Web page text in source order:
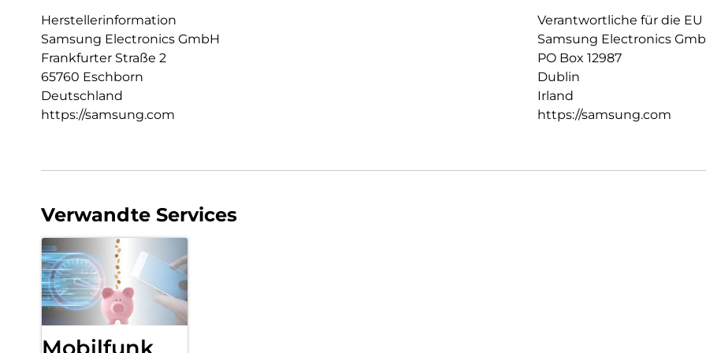
Herstellerinformation
Samsung Electronics GmbH
Frankfurter Straße 2
65760 Eschborn
Deutschland
https://samsung.com
Verantwortliche für die EU
Samsung Electronics
PO Box 12987
Dublin
Irland
https://samsung.com
Verwandte Services